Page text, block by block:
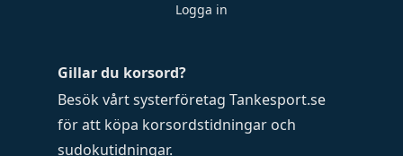
Gillar du korsord?
Besök vårt systerföretag Tankesport.se
för att köpa korsordstidningar och
sudokutidningar.
Logga in